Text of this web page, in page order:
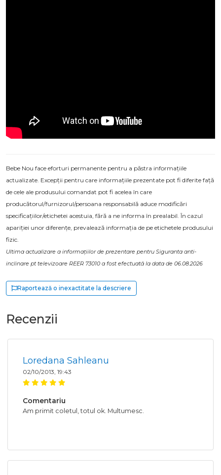
Bebe Nou face eforturi permanente pentru a păstra informațiile
actualizate. Excepții pentru care informațiile prezentate pot fi diferite față
de cele ale produsului comandat pot fi acelea în care
producătorul/furnizorul/persoana responsabilă aduce modificări
specificațiilor/etichetei acestuia, fără a ne informa în prealabil. În cazul
apariției unor diferențe, prevalează informația de pe etichetele produsului
fizic.
Ultima actualizare a informațiilor de prezentare pentru Siguranta anti-
inclinare pt televizoare REER 73010 a fost efectuată la data de 06.08.2026
Raportează o inexactitate la descriere
Recenzii
Loredana Sahleanu
02/10/2013, 19:43
Comentariu
Am primit coletul, totul ok. Multumesc.